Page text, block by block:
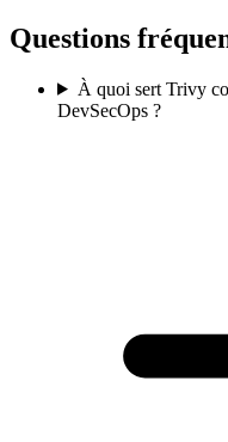
Questions
À quoi sert Trivy
DevSecOps ?